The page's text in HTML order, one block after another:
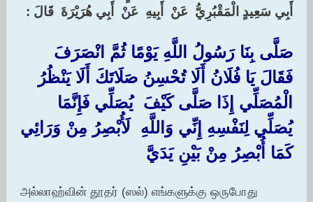
أَبِي سَعِيدٍ الْمَقْبُرِيُّ ‏ ‏عَنْ ‏ ‏أَبِيهِ ‏ ‏عَنْ ‏ ‏أَبِي هُرَيْرَةَ ‏ ‏قَالَ :‏
صَلَّى بِنَا رَسُولُ اللَّهِ يَوْمًا ثُمَّ انْصَرَفَ
فَقَالَ يَا فُلَانُ أَلَا تُحْسِنُ صَلَاتَكَ أَلَا يَنْظُرُ
الْمُصَلِّي إِذَا صَلَّى كَيْفَ ‏ ‏يُصَلِّي فَإِنَّمَا ‏
‏يُصَلِّي لِنَفْسِهِ إِنِّي وَاللَّهِ ‏ ‏لَأُبْصِرُ مِنْ وَرَائِي
كَمَا أُبْصِرُ مِنْ بَيْنِ يَدَيَّ ‏
அல்லாஹ்வின் தூதர் (ஸல்) எங்களுக்கு ஒருபோது